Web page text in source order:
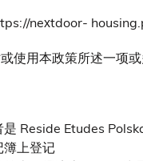
nextdoor-
使用本政策所述一项
是 Reside Etudes
簿上登记